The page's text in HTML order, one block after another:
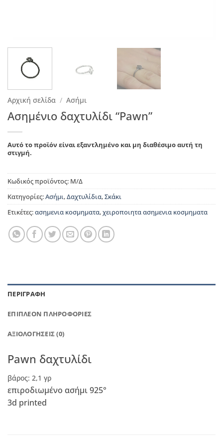
Αρχική σελίδα / Ασήμι
Ασημένιο δαχτυλίδι “Pawn”
Αυτό το προϊόν είναι εξαντλημένο και μη διαθέσιμο αυτή τη
στιγμή.
Κωδικός προϊόντος: Μ/Δ
Κατηγορίες:Ασήμι,Δαχτυλίδια,Σκάκι
Ετικέτες:ασημενια κοσμηματα,χειροποιητα ασημενια κοσμηματα
ΠΕΡΙΓΡΑΦΉ
ΕΠΙΠΛΈΟΝ ΠΛΗΡΟΦΟΡΊΕΣ
ΑΞΙΟΛΟΓΉΣΕΙΣ (0)
Pawn δαχτυλίδι
βάρος: 2,1 γρ
επιροδιωμένο ασήμι 925°
3d printed